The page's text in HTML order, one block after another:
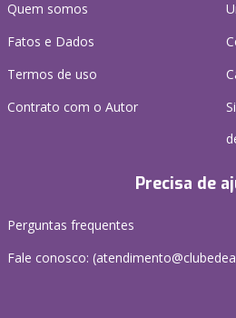
Quem somos
Fatos e Dados
Termos de uso
Contrato com o Autor
Precisa de
Perguntas frequentes
Fale conosco: